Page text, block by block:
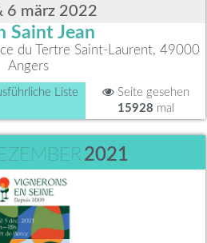
6 märz 2022
Saint Jean
du Tertre Saint-Laurent, 49000
Angers
Liste
Seite gesehen
15928 mal
2021